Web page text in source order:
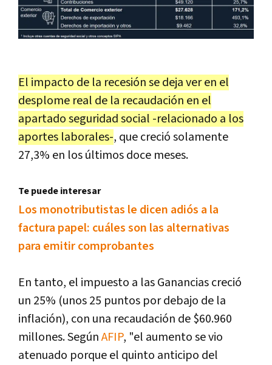
El impacto de la recesión se deja ver en el
desplome real de la recaudación en el
apartado seguridad social -relacionado a los
aportes laborales-, que creció solamente
27,3% en los últimos doce meses.
Te puede interesar
Los monotributistas le dicen adiós a la
factura papel: cuáles son las alternativas
para emitir comprobantes
En tanto, el impuesto a las Ganancias creció
un 25% (unos 25 puntos por debajo de la
inflación), con una recaudación de $60.960
millones. SegúnAFIP, "el aumento se vio
atenuado porque el quinto anticipo del